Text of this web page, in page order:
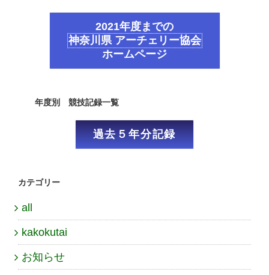
2021年度までの
神奈川県 アーチェリー協会
ホームページ
年度別 競技記録一覧
過去５年分記録
カテゴリー
all
kakokutai
お知らせ